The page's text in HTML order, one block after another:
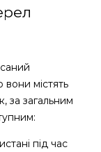
вони містять
за загальним
під час